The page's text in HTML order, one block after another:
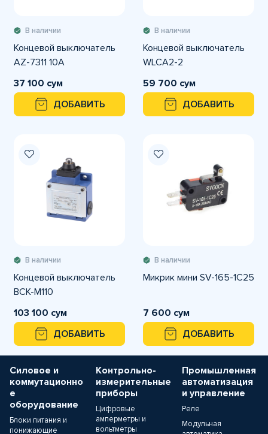
В наличии
Концевой выключатель
AZ-7311 10A
37 100 сум
ДОБАВИТЬ
В наличии
Концевой выключатель
WLCA2-2
59 700 сум
ДОБАВИТЬ
В наличии
Концевой выключатель
BCK-M110
103 100 сум
ДОБАВИТЬ
В наличии
Микрик мини SV-165-1C25
7 600 сум
ДОБАВИТЬ
Силовое и
коммутационно
е
оборудование
Блоки питания и
понижающие
Контрольно-
измерительные
приборы
Цифровые
амперметры и
вольтметры
Промышленная
автоматизация
и управление
Реле
Модульная